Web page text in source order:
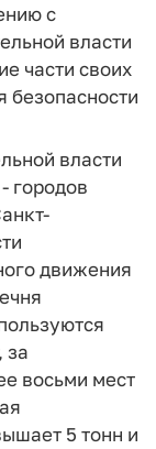
с
власти
части своих
безопасности
власти
городов
движения
за
восьми мест
5 тонн и